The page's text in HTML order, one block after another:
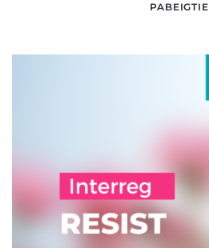
PABEIGTIE